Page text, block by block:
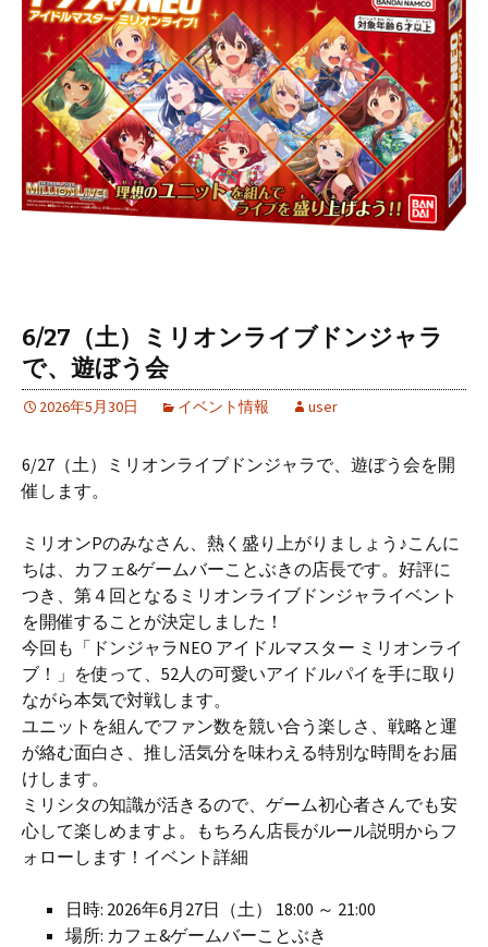
6/27（土）ミリオンライブドンジャラ
で、遊ぼう会
2026年5月30日 イベント情報 user
6/27（土）ミリオンライブドンジャラで、遊ぼう会を開
催します。
ミリオンPのみなさん、熱く盛り上がりましょう♪こんに
ちは、カフェ&ゲームバーことぶきの店長です。好評に
つき、第４回となるミリオンライブドンジャライベント
を開催することが決定しました！
今回も「ドンジャラNEO アイドルマスター ミリオンライ
ブ！」を使って、52人の可愛いアイドルパイを手に取り
ながら本気で対戦します。
ユニットを組んでファン数を競い合う楽しさ、戦略と運
が絡む面白さ、推し活気分を味わえる特別な時間をお届
けします。
ミリシタの知識が活きるので、ゲーム初心者さんでも安
心して楽しめますよ。もちろん店長がルール説明からフ
ォローします！イベント詳細
日時: 2026年6月27日（土） 18:00 ～ 21:00
場所: カフェ&ゲームバーことぶき